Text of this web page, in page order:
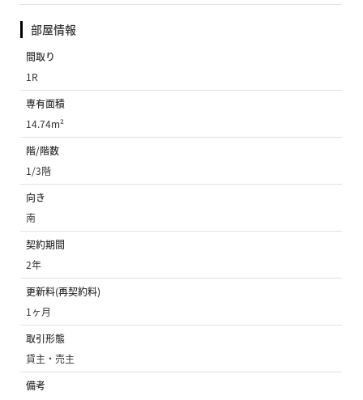
部屋情報
間取り
1R
専有面積
14.74m²
階/階数
1/3階
向き
南
契約期間
2年
更新料(再契約料)
1ヶ月
取引形態
貸主・売主
備考